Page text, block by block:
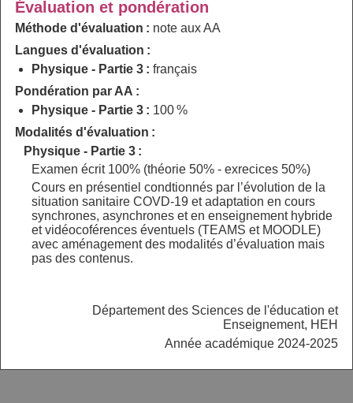
Évaluation et pondération
Méthode d'évaluation : note aux AA
Langues d'évaluation :
Physique - Partie 3 :français
Pondération par AA :
Physique - Partie 3 : 100 %
Modalités d'évaluation :
Physique - Partie 3 :
Examen écrit 100% (théorie 50% - exrecices 50%)
Cours en présentiel condtionnés par l’évolution de la
situation sanitaire COVD-19 et adaptation en cours
synchrones, asynchrones et en enseignement hybride
et vidéocoférences éventuels (TEAMS et MOODLE)
avec aménagement des modalités d’évaluation mais
pas des contenus.
Département des Sciences de l'éducation et
Enseignement, HEH
Année académique 2024-2025